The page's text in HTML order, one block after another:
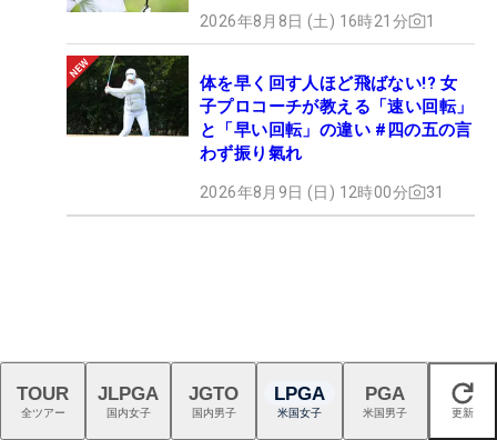
2026年8月8日 (土) 16時21分 1
体を早く回す人ほど飛ばない!? 女
子プロコーチが教える「速い回転」
と「早い回転」の違い #四の五の言
わず振り氣れ
2026年8月9日 (日) 12時00分 31
閉じる
TOUR
全ツアー
JLPGA
国内女子
JGTO
国内男子
LPGA
米国女子
PGA
米国男子 更新